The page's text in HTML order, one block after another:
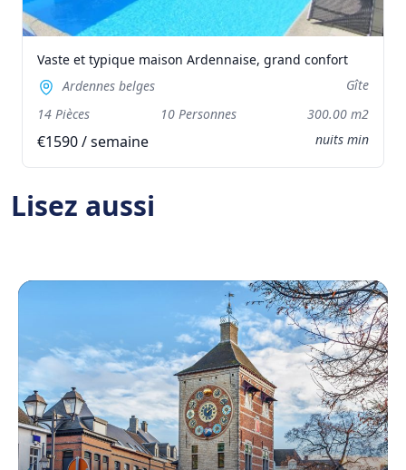
Vaste et typique maison Ardennaise, grand confort
Ardennes belges
Gîte
14 Pièces
10 Personnes 300.00 m2
€1590 / semaine nuits min
Lisez aussi